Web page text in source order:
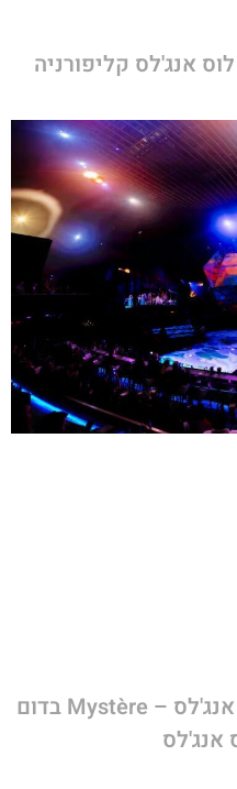
לוס אנג'לס קליפורניה
מופע סירק דה סוליי בלוס אנג'לס – Mystère בדום
אנג'לס